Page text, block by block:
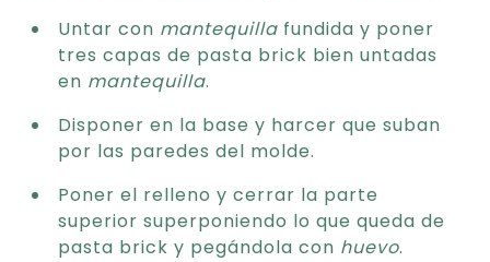
Untar con mantequilla fundida y poner
tres capas de pasta brick bien untadas
en mantequilla.
Disponer en la base y harcer que suban
por las paredes del molde.
Poner el relleno y cerrar la parte
superior superponiendo lo que queda de
pasta brick y pegándola con huevo.